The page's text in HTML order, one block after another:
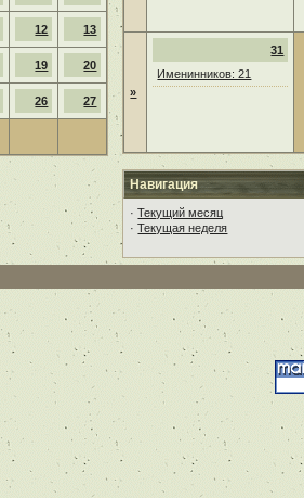
12 13
19 20
26 27
»
31
Именинников: 21
Навигация
·Текущий месяц
·Текущая неделя